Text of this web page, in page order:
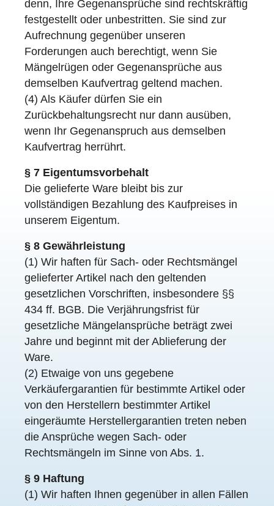
denn, Ihre Gegenansprüche sind rechtskräftig
festgestellt oder unbestritten. Sie sind zur
Aufrechnung gegenüber unseren
Forderungen auch berechtigt, wenn Sie
Mängelrügen oder Gegenansprüche aus
demselben Kaufvertrag geltend machen.
(4) Als Käufer dürfen Sie ein
Zurückbehaltungsrecht nur dann ausüben,
wenn Ihr Gegenanspruch aus demselben
Kaufvertrag herrührt.
§ 7 Eigentumsvorbehalt
Die gelieferte Ware bleibt bis zur
vollständigen Bezahlung des Kaufpreises in
unserem Eigentum.
§ 8 Gewährleistung
(1) Wir haften für Sach- oder Rechtsmängel
gelieferter Artikel nach den geltenden
gesetzlichen Vorschriften, insbesondere §§
434 ff. BGB. Die Verjährungsfrist für
gesetzliche Mängelansprüche beträgt zwei
Jahre und beginnt mit der Ablieferung der
Ware.
(2) Etwaige von uns gegebene
Verkäufergarantien für bestimmte Artikel oder
von den Herstellern bestimmter Artikel
eingeräumte Herstellergarantien treten neben
die Ansprüche wegen Sach- oder
Rechtsmängeln im Sinne von Abs. 1.
§ 9 Haftung
(1) Wir haften Ihnen gegenüber in allen Fällen